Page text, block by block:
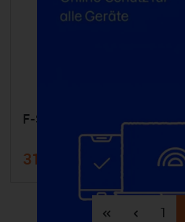
F-Secure Internet Security -
316,99 € 384,99 €
Seite
1